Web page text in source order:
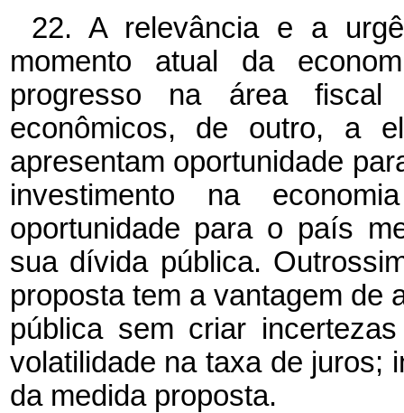
22. A relevância e a
momento atual da
progresso na área fiscal
econômicos, de outro, a
apresentam oportunidade
investimento na
oportunidade para o país
sua dívida pública.
proposta tem a vantagem de
pública sem criar
volatilidade na taxa de juros;
da medida proposta.